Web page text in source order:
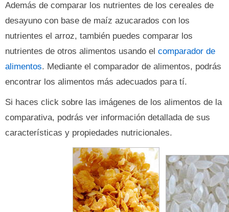
Además de comparar los nutrientes de los cereales de
desayuno con base de maíz azucarados con los
nutrientes el arroz, también puedes comparar los
nutrientes de otros alimentos usando el comparador de
alimentos. Mediante el comparador de alimentos, podrás
encontrar los alimentos más adecuados para tí.
Si haces click sobre las imágenes de los alimentos de la
comparativa, podrás ver información detallada de sus
características y propiedades nutricionales.